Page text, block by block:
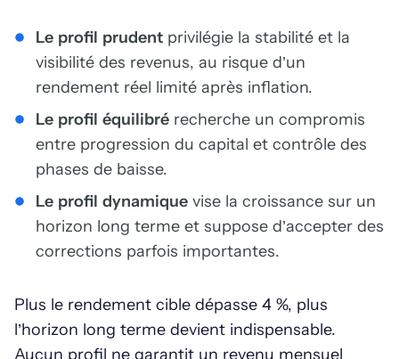
Le profil prudent privilégie la stabilité et la
visibilité des revenus, au risque d’un
rendement réel limité après inflation.
Le profil équilibré recherche un compromis
entre progression du capital et contrôle des
phases de baisse.
Le profil dynamique vise la croissance sur un
horizon long terme et suppose d’accepter des
corrections parfois importantes.
Plus le rendement cible dépasse 4 %, plus
l’horizon long terme devient indispensable.
Aucun profil ne garantit un revenu mensuel